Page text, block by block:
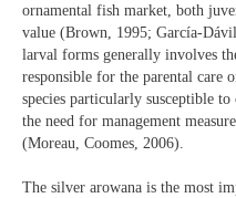
ornamental fish market, both
value (Brown, 1995; García-
larval forms generally involves
responsible for the parental care
species particularly susceptible
the need for management
(Moreau, Coomes, 2006).
The silver arowana is the most